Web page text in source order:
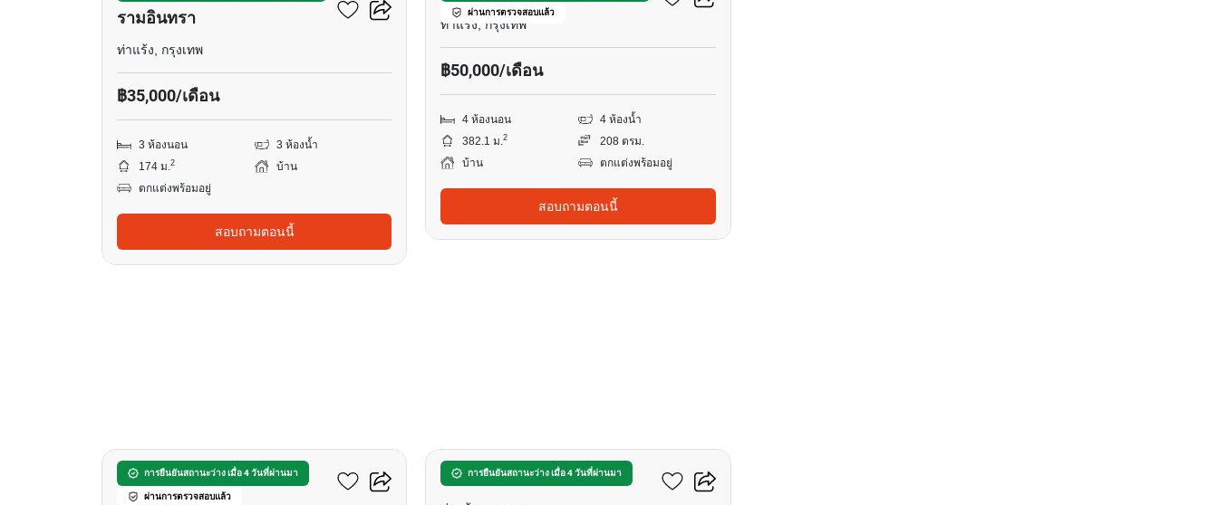
รามอินทรา
ท่าแร้ง, กรุงเทพ
฿35,000/เดือน
3 ห้องนอน
3 ห้องน้ำ
174 ม.2
บ้าน
ตกแต่งพร้อมอยู่
สอบถามตอนนี้
ผ่านการตรวจสอบแล้ว
ท่าแร้ง, กรุงเทพ
฿50,000/เดือน
4 ห้องนอน
4 ห้องน้ำ
382.1 ม.2
208 ตรม.
บ้าน
ตกแต่งพร้อมอยู่
สอบถามตอนนี้
การยืนยันสถานะว่าง เมื่อ 4 วันที่ผ่านมา
ผ่านการตรวจสอบแล้ว
บ้าน 4-ห้องนอน ใน ท่าแร้ง การยืนยันสถานะว่าง เมื่อ 4 วันที่ผ่านมา
ดีคอนโด รามอินทรา